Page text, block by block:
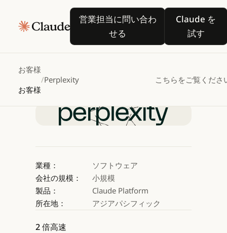
営業担当に問い合わ
せる
営業担当に問い合わせる
Claude を
試す
Claude
お客様
お客様
/Perplexity こちらをご覧くださ
PerplexityがClaude
で
事実に基づく関連性の
Claude を試す
Claude を試す
業種：
ソフトウェア
会社の規模：
小規模
製品：
Claude Platform
所在地：
アジアパシフィック
2 倍高速